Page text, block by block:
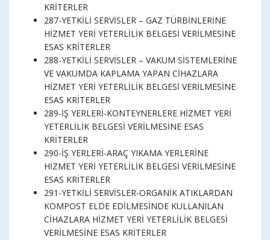
KRİTERLER
287-YETKİLİ SERVİSLER – GAZ TÜRBİNLERİNE
HİZMET YERİ YETERLİLİK BELGESİ VERİLMESİNE
ESAS KRİTERLER
288-YETKİLİ SERVİSLER – VAKUM SİSTEMLERİNE
VE VAKUMDA KAPLAMA YAPAN CİHAZLARA
HİZMET YERİ YETERLİLİK BELGESİ VERİLMESİNE
ESAS KRİTERLER
289-İŞ YERLERİ-KONTEYNERLERE HİZMET YERİ
YETERLİLİK BELGESİ VERİLMESİNE ESAS
KRİTERLER
290-İŞ YERLERİ-ARAÇ YIKAMA YERLERİNE
HİZMET YERİ YETERLİLİK BELGESİ VERİLMESİNE
ESAS KRİTERLER
291-YETKİLİ SERVİSLER-ORGANİK ATIKLARDAN
KOMPOST ELDE EDİLMESİNDE KULLANILAN
CİHAZLARA HİZMET YERİ YETERLİLİK BELGESİ
VERİLMESİNE ESAS KRİTERLER